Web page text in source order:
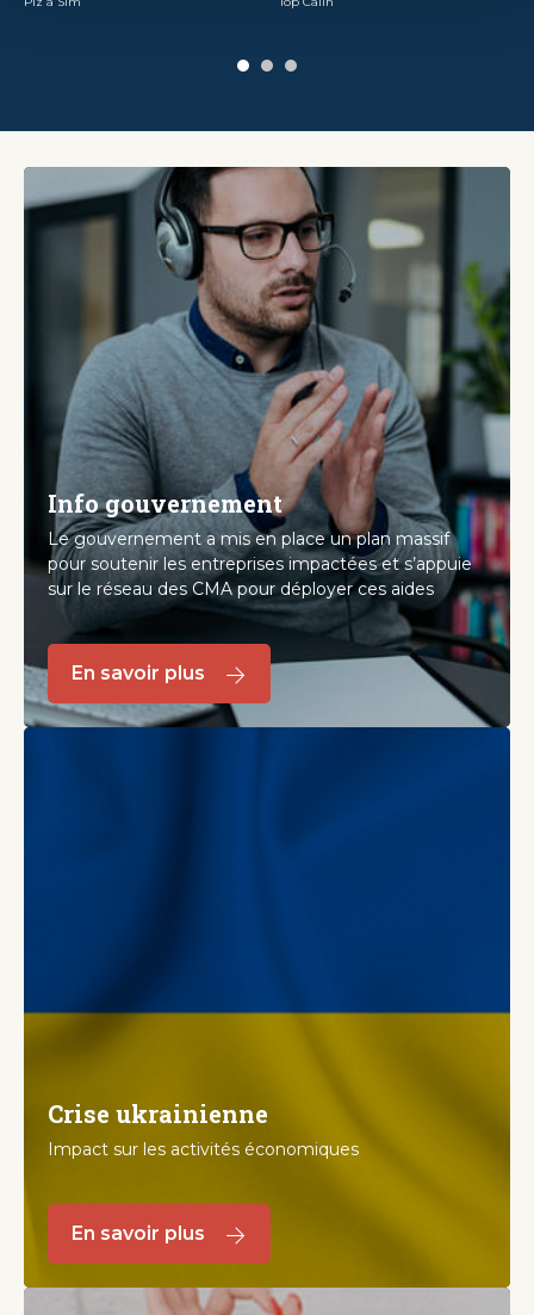
Info gouvernement
Le gouvernement a mis en place un plan massif
pour soutenir les entreprises impactées et s’appuie
sur le réseau des CMA pour déployer ces aides
En savoir plus
Crise ukrainienne
Impact sur les activités économiques
En savoir plus